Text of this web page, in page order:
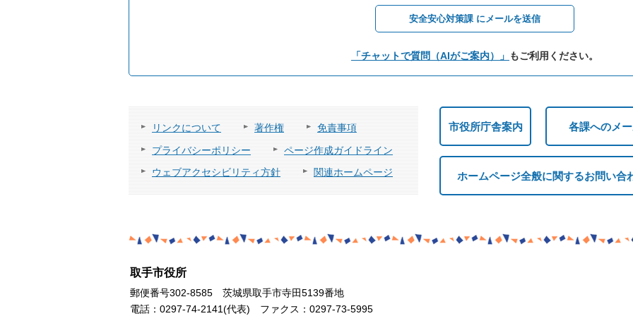
安全安心対策課 にメールを送信
「チャットで質問（AIがご案内）」 もご利用ください。
リンクについて 著作権
免責事項
プライバシーポリシー
ページ作成ガイドライン
ウェブアクセシビリティ方針
関連ホームページ
市役所庁舎案内 各課へのメ
ホームページ全般に関するお問い合
取手市役所
郵便番号302-8585 茨城県取手市寺田5139番地
電話：0297-74-2141(代表) ファクス：0297-73-5995